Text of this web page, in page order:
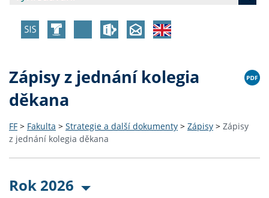
Zápisy z jednání kolegia
děkana
FF > Fakulta > Strategie a další dokumenty > Zápisy > Zápisy
z jednání kolegia děkana
Rok 2026